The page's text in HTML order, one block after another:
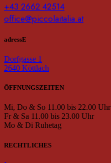
+43 2662 42514
office@piccolaitalia.at
adressE
Dorfgasse 1
2640 Köttlach
ÖFFNUNGSZEITEN
Mi, Do & So 11.00 bis 22.00 Uhr
Fr & Sa 11.00 bis 23.00 Uhr
Mo & Di Ruhetag
RECHTLICHES